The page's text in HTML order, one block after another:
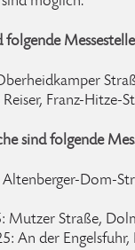
folgende
Reiser, Franz-Hitze-
sind folgende
Altenberger-Dom-
Mutzer Straße,
An der Engelsfuhr,